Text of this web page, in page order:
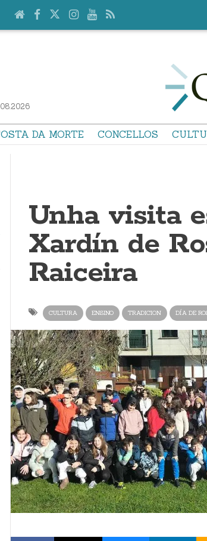
DA MORTE CONCELLOS
Unha visita
Xardín de
Raiceira
CULTURA ENSINO TRADICION DÍA DE